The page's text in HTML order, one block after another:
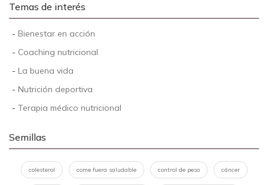
Temas de interés
- Bienestar en acción
- Coaching nutricional
- La buena vida
- Nutrición deportiva
- Terapia médico nutricional
Semillas
colesterol come fuera saludable control de peso cáncer